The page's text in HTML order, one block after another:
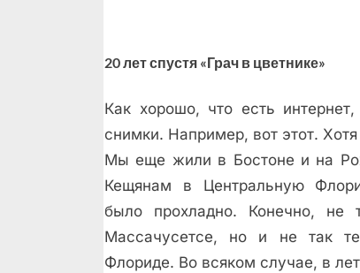
20 лет спустя «Грач в цветнике»
Как хорошо, что есть
снимки. Например, вот этот.
Мы еще жили в Бостоне и на
Кещянам в Центральную
было прохладно. Конечно, не
Массачусетсе, но и не так
Флориде. Во всяком случае, в